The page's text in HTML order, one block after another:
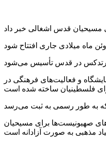
امروز در مسکو گفت: ده‌ها نمایشگاه و فعالیت‌های فرهنگی در
صهیونیست‌ها برای مسیحیان